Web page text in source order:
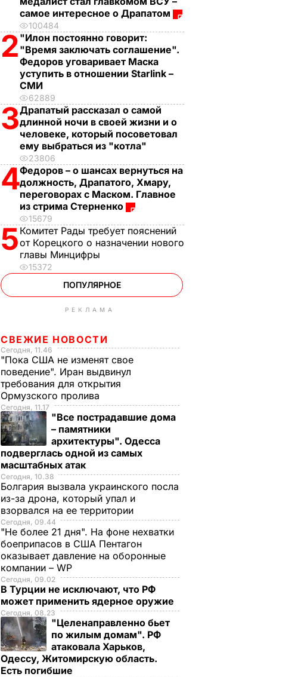
самое интересное о Драпатом
100484
2 "Илон постоянно говорит:
"Время заключать соглашение".
Федоров уговаривает Маска
уступить в отношении Starlink –
СМИ
62889
3Драпатый рассказал о самой
длинной ночи в своей жизни и о
человеке, который посоветовал
ему выбраться из "котла"
23806
4Федоров – о шансах вернуться на
должность, Драпатого, Хмару,
переговорах с Маском. Главное
из стрима Стерненко
15679
5 Комитет Рады требует пояснений
от Корецкого о назначении нового
главы Минцифры
15372
ПОПУЛЯРНОЕ
РЕКЛАМА
СВЕЖИЕ НОВОСТИ
Сегодня, 11.46
"Пока США не изменят свое
поведение". Иран выдвинул
требования для открытия
Ормузского пролива
Сегодня, 11.17
"Все пострадавшие дома
– памятники
архитектуры". Одесса
подверглась одной из самых
масштабных атак
Сегодня, 10.38
Болгария вызвала украинского посла
из-за дрона, который упал и
взорвался на ее территории
Сегодня, 09.44
"Не более 21 дня". На фоне нехватки
боеприпасов в США Пентагон
оказывает давление на оборонные
компании – WP
Сегодня, 09.02
В Турции не исключают, что РФ
может применить ядерное оружие
Сегодня, 08.23
"Целенаправленно бьет
по жилым домам". РФ
атаковала Харьков,
Одессу, Житомирскую область.
Есть погибшие